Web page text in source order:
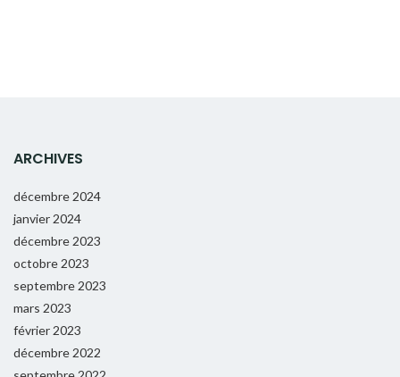
ARCHIVES
décembre 2024
janvier 2024
décembre 2023
octobre 2023
septembre 2023
mars 2023
février 2023
décembre 2022